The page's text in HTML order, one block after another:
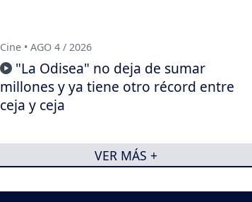
Cine • AGO 4 / 2026
"La Odisea" no deja de sumar
millones y ya tiene otro récord entre
ceja y ceja
VER MÁS +